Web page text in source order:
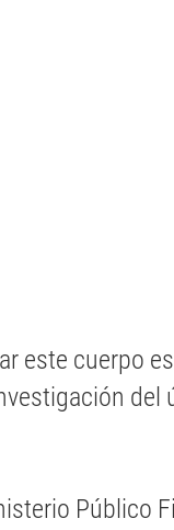
este cuerpo
del
Público